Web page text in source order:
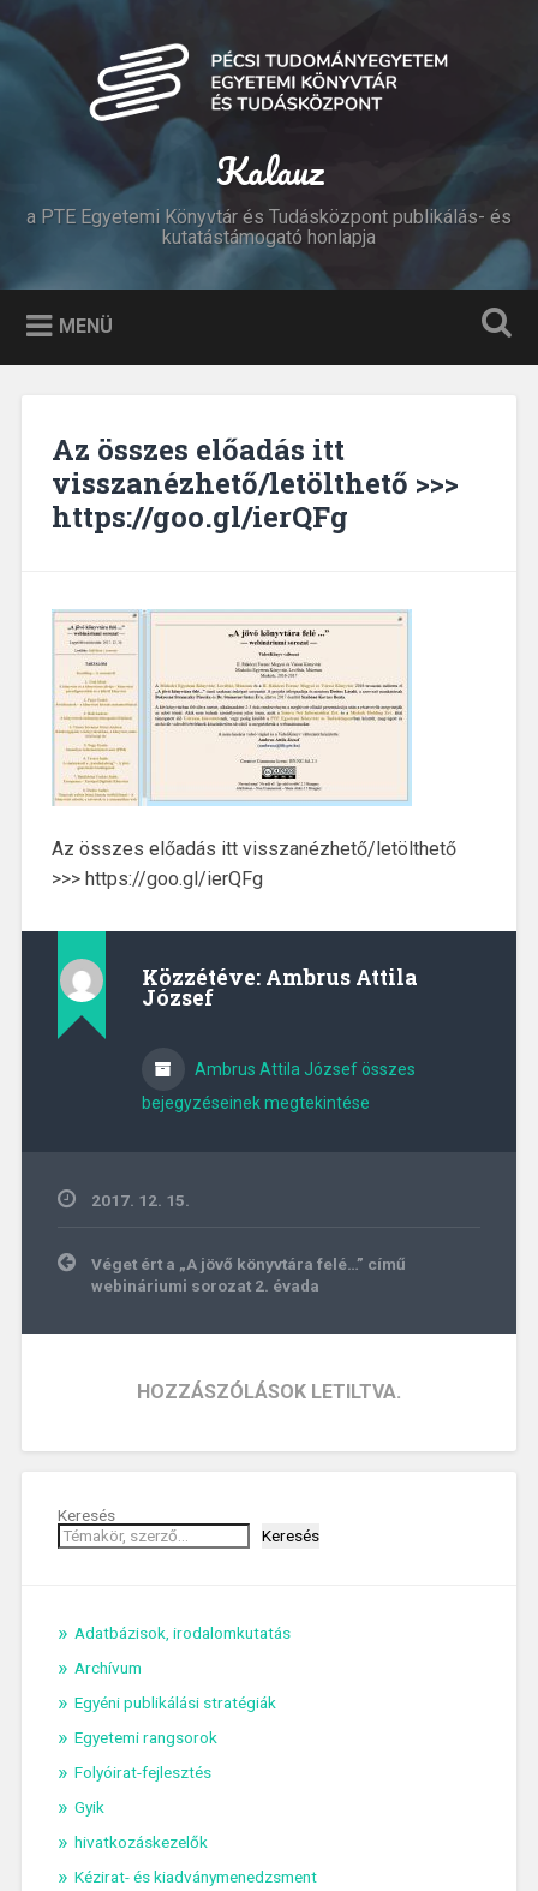
Tovább
tartalomhoz
Keresés
Kalauz
a PTE Egyetemi Könyvtár és Tudásközpont publikálás- és
kutatástámogató honlapja
MENÜ
Az összes előadás itt
visszanézhető/letölthető >>>
https://goo.gl/ierQFg
Az összes előadás itt visszanézhető/letölthető
>>> https://goo.gl/ierQFg
Közzétéve: Ambrus Attila
József
Ambrus Attila József összes
bejegyzéseinek megtekintése
2017. 12. 15.
Bejegyzés
navigáció
Véget ért a „A jövő könyvtára felé…” című
webináriumi sorozat 2. évada
HOZZÁSZÓLÁSOK LETILTVA.
Keresés
Keresés
Adatbázisok, irodalomkutatás
Archívum
Egyéni publikálási stratégiák
Egyetemi rangsorok
Folyóirat-fejlesztés
Gyik
hivatkozáskezelők
Kézirat- és kiadványmenedzsment